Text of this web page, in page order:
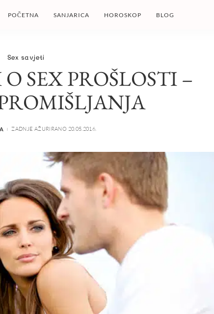
POČETNA SANJARICA HOROSKOP BLOG
Sex savjeti
SEX PROŠLOSTI –
ZADNJE AŽURIRANO 20.05.2016.